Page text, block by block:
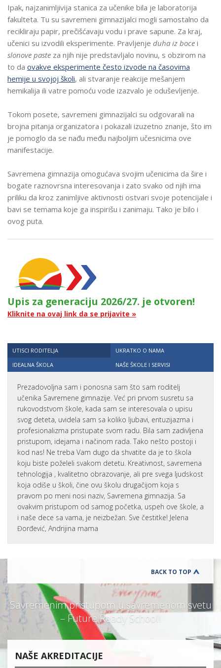
Ipak, najzanimljivija stanica za učenike bila je laboratorija
fakulteta. Tu su savremeni gimnazijalci mogli samostalno da
recikliraju papir, prečišćavaju vodu i prave sapune. Za kraj,
učenici su izvodili eksperimente. Pravljenje duha iz boce i
slonove paste za njih nije predstavljalo novinu, s obzirom na
to da ovakve eksperimente često izvode na časovima
hemije u svojoj školi, ali stvaranje reakcije mešanjem
hemikalija ili vatre pomoću vode izazvalo je oduševljenje.
Tokom posete, savremeni gimnazijalci su odgovarali na
brojna pitanja organizatora i pokazali izuzetno znanje, što im
je pomoglo da se nađu među najboljim učesnicima ove
manifestacije.
Savremena gimnazija omogućava svojim učenicima da šire i
bogate raznovrsna interesovanja i zato svako od njih ima
priliku da kroz zanimljive aktivnosti ostvari svoje potencijale i
bavi se temama koje ga inspirišu i zanimaju. Tako je bilo i
ovog puta.
Upis za generaciju 2026/27. je otvoren!
Kliknite na ovaj link da se prijavite »
UTISCI RODITELJA
UKRATKO O NAMA
IDEALNA ŠKOLA
NAŠE ŠKOLE I SERVISI
Prezadovoljna sam i ponosna sam što sam roditelj
učenika Savremene gimnazije. Već pri prvom susretu sa
rukovodstvom škole, kada sam se interesovala o upisu
svog deteta, uvidela sam sa koliko ljubavi, entuzijazma i
profesionalizma pristupate svom radu. Bila sam zadivljena
pristupom, idejama i načinom rada. Tako nešto postoji i
kod nas! Ne treba Vam dugo da shvatite da je to škola
koju biste poželeli svakom detetu. Kreativnost, savremena
tehnologija , kvalitetno obrazovanje, ali pre svega ljudskost
koja odiše u školi, čine ovu školu drugačijom koja s
pravom po meni nosi naziv, Savremena gimnazija. Sa
ovakvim pristupom od samog početka, uspeh ove škole, a
i naše dece sa vama, je neizbežan. Sve čestitke! Jelena
Đorđević, Andrijina mama
BACK TO TOP
Savremenim pristupom u savremenom svetu
– Future Ready School!
NAŠE AKREDITACIJE